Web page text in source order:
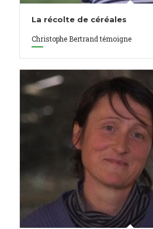
La récolte de céréales
Christophe Bertrand témoigne